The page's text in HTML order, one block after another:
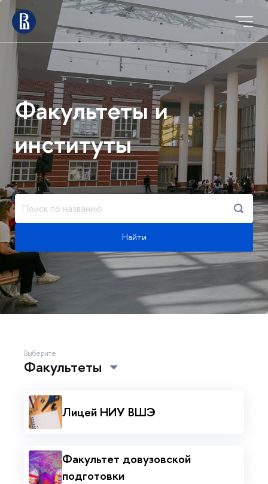
Факультеты и
институты
Найти
Выберите
Факультеты
Лицей НИУ ВШЭ
Факультет довузовской
подготовки